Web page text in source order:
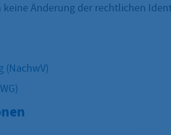
keine Änderung der rechtlichen
(NachwV)